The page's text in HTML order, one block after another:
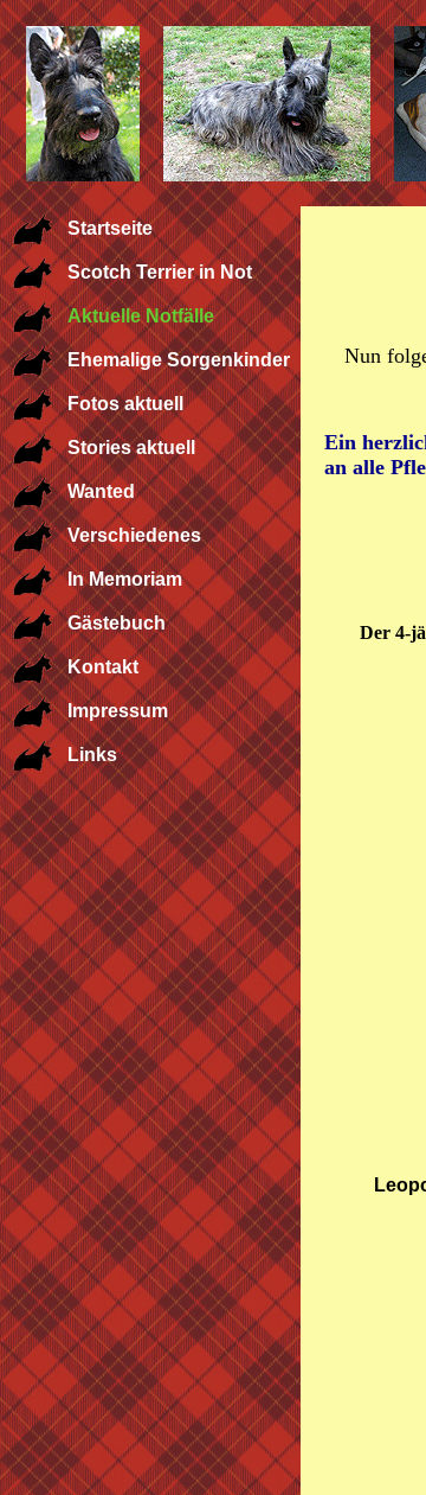
Startseite
Scotch Terrier in Not
Aktuelle Notfälle
Ehemalige Sorgenkinder
Fotos aktuell
Stories aktuell
Wanted
Verschiedenes
In Memoriam
Gästebuch
Kontakt
Impressum
Links
Nun
Ein
an alle
Der 4-